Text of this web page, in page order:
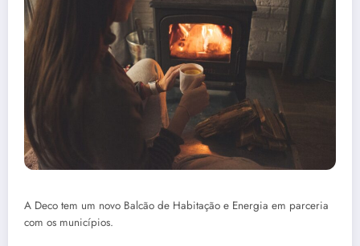
A Deco tem um novo Balcão de Habitação e Energia em parceria
com os municípios.